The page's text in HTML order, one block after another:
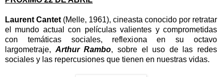
Laurent Cantet (Melle, 1961), cineasta conocido por retratar
el mundo actual con películas valientes y comprometidas
con temáticas sociales, reflexiona en su octavo
largometraje, Arthur Rambo, sobre el uso de las redes
sociales y las repercusiones que tienen en nuestras vidas.